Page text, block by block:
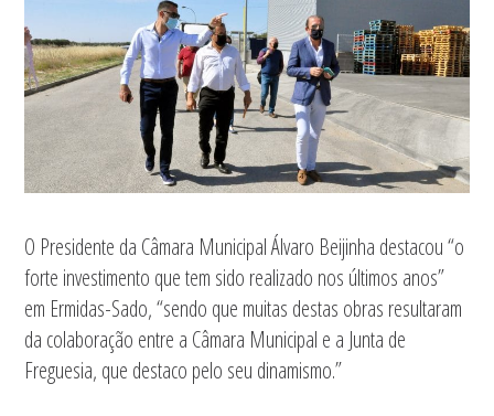
O Presidente da Câmara Municipal Álvaro Beijinha destacou “o
forte investimento que tem sido realizado nos últimos anos”
em Ermidas-Sado, “sendo que muitas destas obras resultaram
da colaboração entre a Câmara Municipal e a Junta de
Freguesia, que destaco pelo seu dinamismo.”